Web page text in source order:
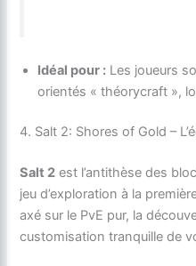
Idéal pour : Les joueurs
orientés « théorycraft »,
4. Salt 2: Shores of Gold –
Salt 2 est l’antithèse des
jeu d’exploration à la
axé sur le PvE pur, la
customisation tranquille de